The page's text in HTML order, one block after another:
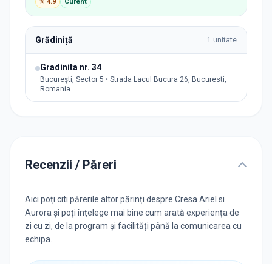
⭐ 4.9 Curent
Grădiniță 1 unitate
Gradinita nr. 34
București, Sector 5 • Strada Lacul Bucura 26, Bucuresti,
Romania
Recenzii / Păreri
Aici poți citi părerile altor părinți despre Cresa Ariel si
Aurora și poți înțelege mai bine cum arată experiența de
zi cu zi, de la program și facilități până la comunicarea cu
echipa.